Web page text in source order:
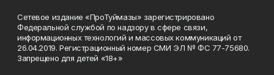
Сетевое издание «ПроТуймазы» зарегистрировано
Федеральной службой по надзору в сфере связи,
информационных технологий и массовых коммуникаций от
26.04.2019. Регистрационный номер СМИ ЭЛ № ФС 77-75680.
Запрещено для детей «18+»